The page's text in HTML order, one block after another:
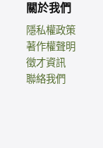
關於我們
隱私權政策
著作權聲明
徵才資訊
聯絡我們